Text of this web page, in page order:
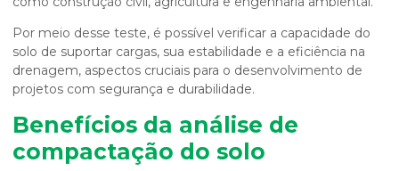
Por meio desse teste, é possível verificar a capacidade do
solo de suportar cargas, sua estabilidade e a eficiência na
drenagem, aspectos cruciais para o desenvolvimento de
projetos com segurança e durabilidade.
Benefícios da análise de
compactação do solo